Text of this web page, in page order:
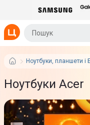
Ноутбуки, планшети і
Ноутбуки Acer